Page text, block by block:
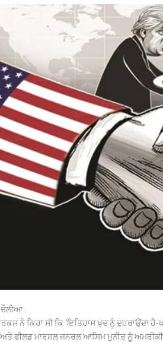
ਚੌਲੀਆ :
ਨੇ ਕਿਹਾ ਸੀ ਕਿ ‘ਇਤਿਹਾਸ ਖ਼ੁਦ ਨੂੰ ਦੁਹਰਾਉਂਦਾ
ਫੀਲਡ ਮਾਰਸ਼ਲ ਜਨਰਲ ਆਸਿਮ ਮੁਨੀਰ ਨੂੰ